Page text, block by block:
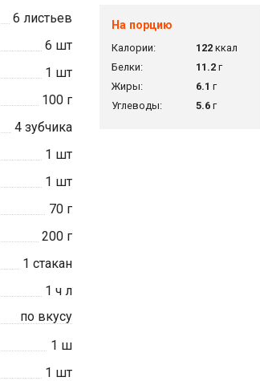
6 листьев
6 шт
1 шт
100г
4зубчика
1 шт
1 шт
70г
200г
1 стакан
1 ч л
по вкусу
1 ш
1 шт
На порцию
Калории: 122ккал
Белки:
11.2г
Жиры:
6.1 г
Углеводы:
5.6г